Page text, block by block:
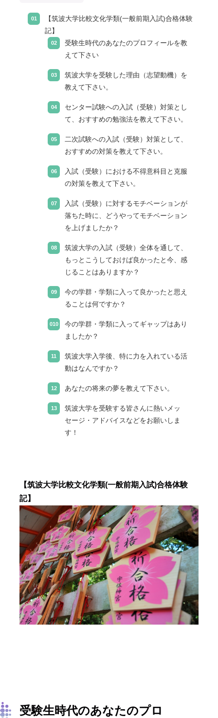
【筑波大学比較文化学類(一般前期入試)合格体験
記】
受験生時代のあなたのプロフィールを教
えて下さい
筑波大学を受験した理由（志望動機）を
教えて下さい。
センター試験への入試（受験）対策とし
て、おすすめの勉強法を教えて下さい。
二次試験への入試（受験）対策として、
おすすめの対策を教えて下さい。
入試（受験）における不得意科目と克服
の対策を教えて下さい。
入試（受験）に対するモチベーションが
落ちた時に、どうやってモチベーション
を上げましたか？
筑波大学の入試（受験）全体を通して、
もっとこうしておけば良かったと今、感
じることはありますか？
今の学群・学類に入って良かったと思え
ることは何ですか？
今の学群・学類に入ってギャップはあり
ましたか？
筑波大学入学後、特に力を入れている活
動はなんですか？
あなたの将来の夢を教えて下さい。
筑波大学を受験する皆さんに熱いメッ
セージ・アドバイスなどをお願いしま
す！
【筑波大学比較文化学類(一般前期入試)合格体験
記】
受験生時代のあなたのプロ